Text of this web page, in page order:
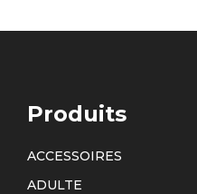
Produits
ACCESSOIRES
ADULTE